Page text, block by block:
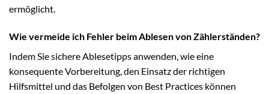
ermöglicht.
Wie vermeide ich Fehler beim Ablesen von Zählerständen?
Indem Sie sichere Ablesetipps anwenden, wie eine
konsequente Vorbereitung, den Einsatz der richtigen
Hilfsmittel und das Befolgen von Best Practices können